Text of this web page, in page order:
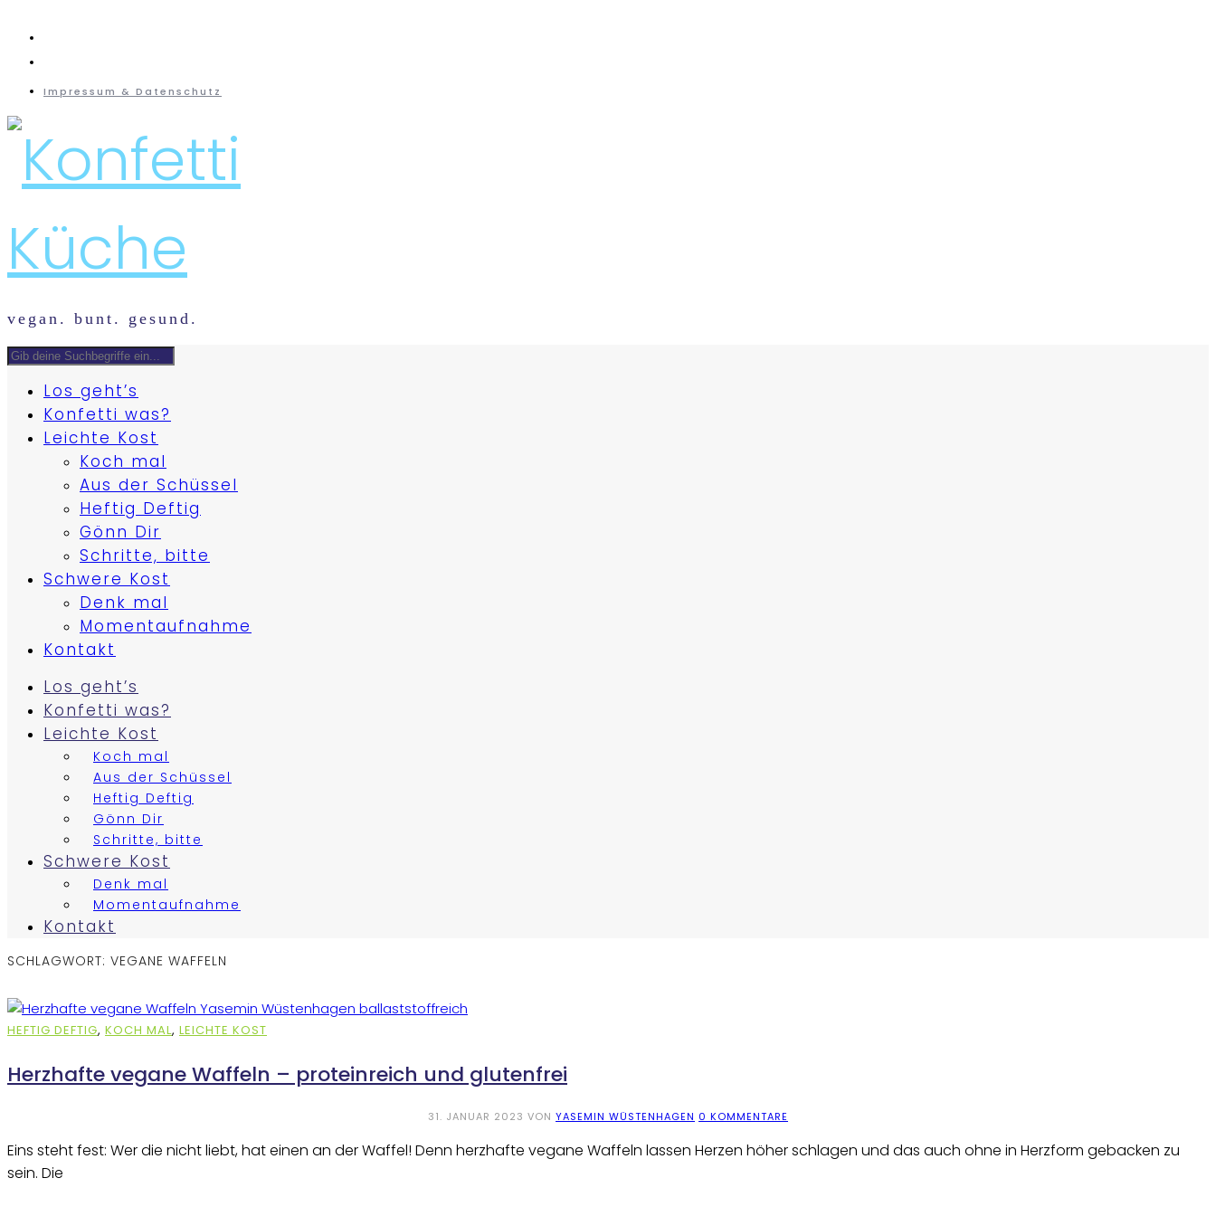
Impressum & Datenschutz
vegan. bunt. gesund.
Los geht’s
Konfetti was?
Leichte Kost
Koch mal
Aus der Schüssel
Heftig Deftig
Gönn Dir
Schritte, bitte
Schwere Kost
Denk mal
Momentaufnahme
Kontakt
Los geht’s
Konfetti was?
Leichte Kost
Koch mal
Aus der Schüssel
Heftig Deftig
Gönn Dir
Schritte, bitte
Schwere Kost
Denk mal
Momentaufnahme
Kontakt
SCHLAGWORT: VEGANE WAFFELN
HEFTIG DEFTIG, KOCH MAL, LEICHTE KOST
Herzhafte vegane Waffeln – proteinreich und glutenfrei
31. JANUAR 2023 VON YASEMIN WÜSTENHAGEN 0 KOMMENTARE
Eins steht fest: Wer die nicht liebt, hat einen an der Waffel! Denn herzhafte vegane Waffeln lassen Herzen höher schlagen und das auch ohne in Herzform gebacken zu
sein. Die